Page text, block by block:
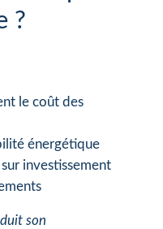
?
le coût des
énergétique
investissement
son